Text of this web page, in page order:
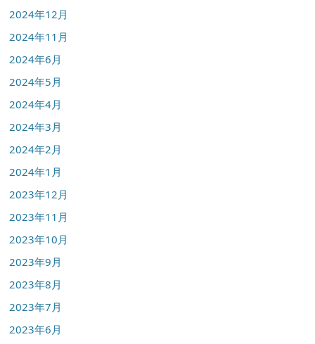
2024年12月
2024年11月
2024年6月
2024年5月
2024年4月
2024年3月
2024年2月
2024年1月
2023年12月
2023年11月
2023年10月
2023年9月
2023年8月
2023年7月
2023年6月